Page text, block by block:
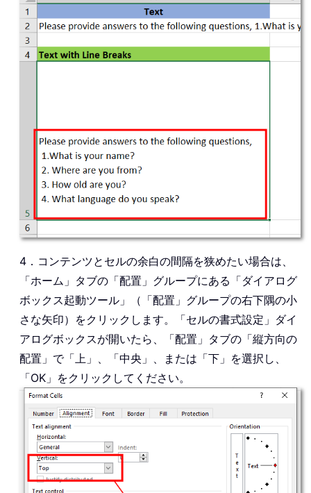
4．コンテンツとセルの余白の間隔を狭めたい場合は、
「ホーム」タブの「配置」グループにある「ダイアログ
ボックス起動ツール」（「配置」グループの右下隅の小
さな矢印）をクリックします。「セルの書式設定」ダイ
アログボックスが開いたら、「配置」タブの「縦方向の
配置」で「上」、「中央」、または「下」を選択し、
「OK」をクリックしてください。